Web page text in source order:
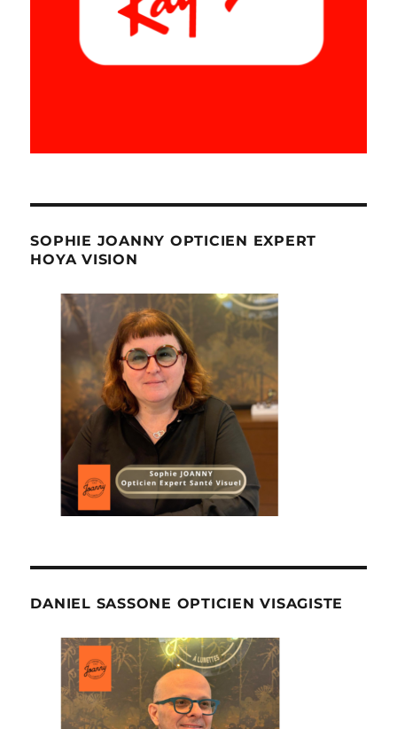
SOPHIE JOANNY OPTICIEN EXPERT
HOYA VISION
DANIEL SASSONE OPTICIEN VISAGISTE